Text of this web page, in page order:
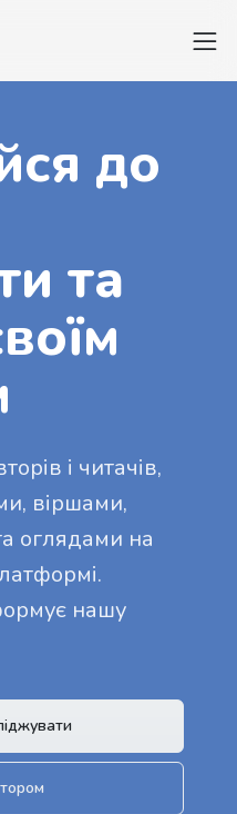
до
та
і читачів,
віршами,
оглядами на
нашу